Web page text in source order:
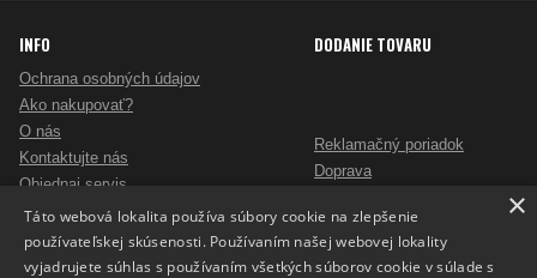
INFO DODANIE TOVARU
Ochrana osobných údajov
Ako nakupovať?
O nás
Kontaktujte nás
Objednaj servis
Pošlite mi ponuku
Ako vybrať skartovač?
Nezáväzný dopyt na reklamné predmety
Reklamačný poriadok
Doprava
Alternatívne riešenie sporov
Odstúpenie od zmluvy
×
Táto webová lokalita používa súbory cookie na zlepšenie
používateľskej skúsenosti. Používaním našej webovej lokality
vyjadrujete súhlas s používaním všetkých súborov cookie v súlade s